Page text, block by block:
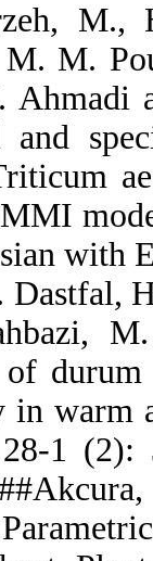
Aghaee-
of
41-48.
yield
Ayranci.